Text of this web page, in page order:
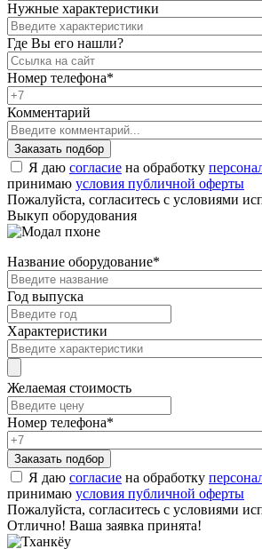
Нужные характеристики
Где Вы его нашли?
Номер телефона*
Комментарий
Я даю согласие на обработку
принимаю условия публичной оферты
Пожалуйста, согласитесь с условиями
Выкуп оборудования
Название оборудование*
Год выпуска
Характеристики
Желаемая стоимость
Номер телефона*
Я даю согласие на обработку
принимаю условия публичной оферты
Пожалуйста, согласитесь с условиями
Отлично! Ваша заявка принята!